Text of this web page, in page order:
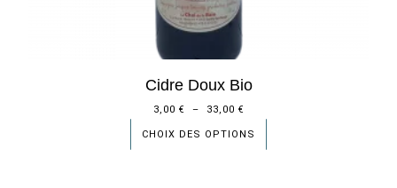
Cidre Doux Bio
3,00 € – 33,00 €
CHOIX DES OPTIONS